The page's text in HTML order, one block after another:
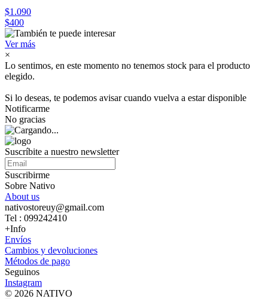
$1.090
$400
Ver más
×
Lo sentimos, en este momento no tenemos stock para el producto
elegido.
Si lo deseas, te podemos avisar cuando vuelva a estar disponible
Notificarme
No gracias
Suscríbite a nuestro newsletter
Suscribirme
Sobre Nativo
About us
nativostoreuy@gmail.com
Tel : 099242410
+Info
Envíos
Cambios y devoluciones
Métodos de pago
Seguinos
Instagram
© 2026 NATIVO